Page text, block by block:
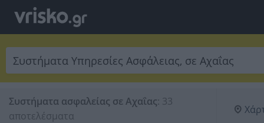
Συστήματα ασφαλείας σε Αχαΐας: 33
αποτελέσματα